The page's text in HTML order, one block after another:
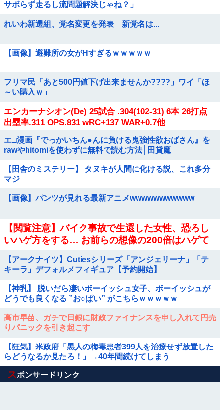
サボらず走るし流問題解決じゃね？」
れいわ新選組、党名変更を発表 新党名は...
【画像】避難所の女がHすぎるｗｗｗｗｗ
フリマ民「あと500円値下げ出来ませんか????」ワイ「ほ
～い購入ｗ」
エンカーナシオン(De) 25試合 .304(102-31) 6本 26打点
出塁率.311 OPS.831 wRC+137 WAR+0.7他
エ□漫画『でっかいちん●んに負ける鬼強性欲おばさん』を
rawやhitomiを使わずに無料で読む方法│田貸魔
【田舎のミステリー】 タヌキが人間に化ける説、これ多分
マジ
【画像】パンツが見れる最新アニメwwwwwwwwwww
【閲覧注意】バイク事故で生還した女性、恐ろし
いハゲ方をする… お前らの想像の200倍はハゲて
【アークナイツ】Cutiesシリーズ「アンジェリーナ」「テ
キーラ」デフォルメフィギュア【予約開始】
【神乳】 脱いだら凄いボーイッシュ女子、ボーイッシュが
どうでも良くなる ”お○ぱい” がこちらｗｗｗｗｗ
高市早苗、ガチで日銀に財政ファイナンスを申し入れて円売
りパニックを引き起こす
【狂気】米政府「黒人の梅毒患者399人を治療せず放置した
らどうなるか見たろ！」→40年間続けてしまう
Powered by livedoor 相互RSS
スポンサードリンク